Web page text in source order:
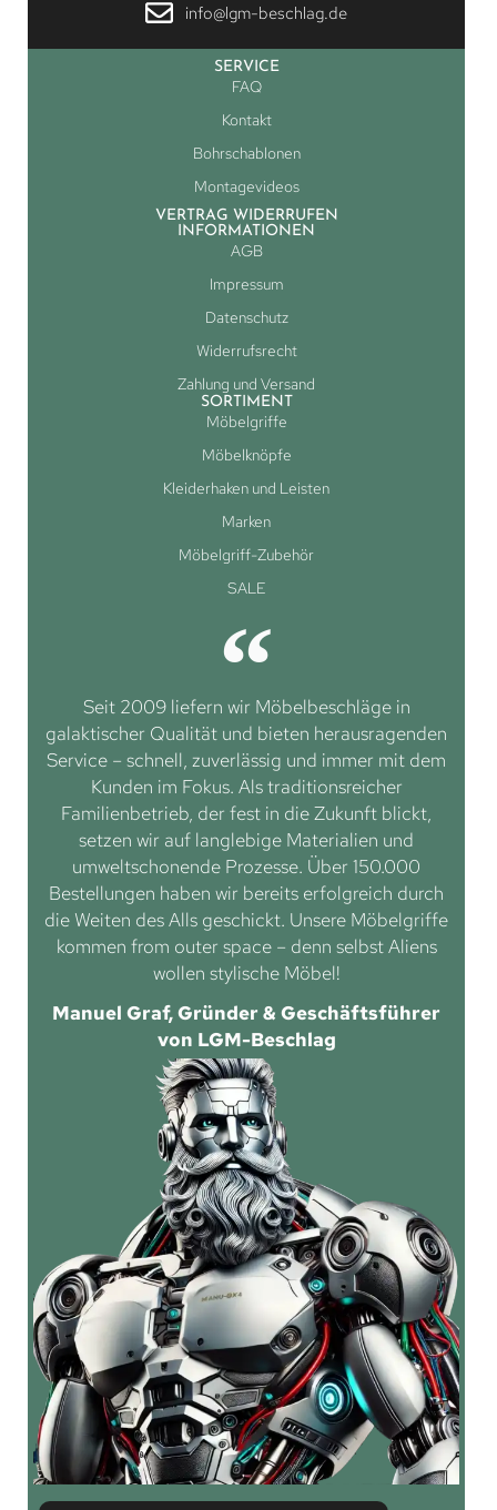
info@lgm-beschlag.de
SERVICE
FAQ
Kontakt
Bohrschablonen
Montagevideos
VERTRAG WIDERRUFEN
INFORMATIONEN
AGB
Impressum
Datenschutz
Widerrufsrecht
Zahlung und Versand
SORTIMENT
Möbelgriffe
Möbelknöpfe
Kleiderhaken und Leisten
Marken
Möbelgriff-Zubehör
SALE
Seit 2009 liefern wir Möbelbeschläge in
galaktischer Qualität und bieten herausragenden
Service – schnell, zuverlässig und immer mit dem
Kunden im Fokus. Als traditionsreicher
Familienbetrieb, der fest in die Zukunft blickt,
setzen wir auf langlebige Materialien und
umweltschonende Prozesse. Über 150.000
Bestellungen haben wir bereits erfolgreich durch
die Weiten des Alls geschickt. Unsere Möbelgriffe
kommen from outer space – denn selbst Aliens
wollen stylische Möbel!
Manuel Graf, Gründer & Geschäftsführer
von LGM-Beschlag